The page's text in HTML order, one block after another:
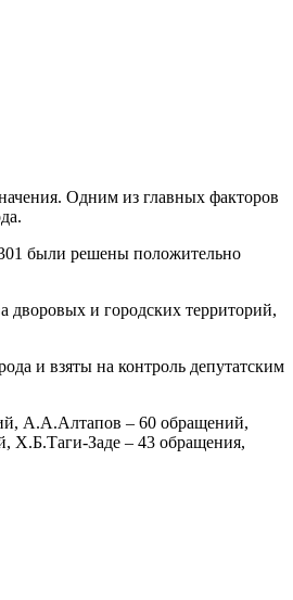
Одним из главных факторов
были решены положительно
дворовых и городских территорий,
и взяты на контроль депутатским
А.А.Алтапов – 60 обращений,
Заде – 43 обращения,